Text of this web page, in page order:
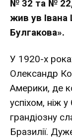
№ 32 та №
жив ув
Булгакова».
У 1920-х
Олександр
Америки, де
успіхом, ніж
грандіозну
Бразилії.